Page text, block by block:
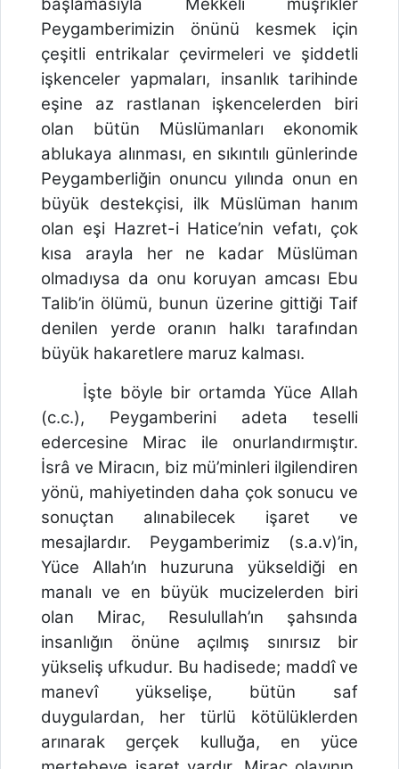
Peygamberimizin önünü kesmek için
çeşitli entrikalar çevirmeleri ve şiddetli
işkenceler yapmaları, insanlık tarihinde
eşine az rastlanan işkencelerden biri
olan bütün Müslümanları ekonomik
ablukaya alınması, en sıkıntılı günlerinde
Peygamberliğin onuncu yılında onun en
büyük destekçisi, ilk Müslüman hanım
olan eşi Hazret-i Hatice’nin vefatı, çok
kısa arayla her ne kadar Müslüman
olmadıysa da onu koruyan amcası Ebu
Talib’in ölümü, bunun üzerine gittiği Taif
denilen yerde oranın halkı tarafından
büyük hakaretlere maruz kalması.
İşte böyle bir ortamda Yüce Allah
(c.c.), Peygamberini adeta teselli
edercesine Mirac ile onurlandırmıştır.
İsrâ ve Miracın, biz mü’minleri ilgilendiren
yönü, mahiyetinden daha çok sonucu ve
sonuçtan alınabilecek işaret ve
mesajlardır. Peygamberimiz (s.a.v)’in,
Yüce Allah’ın huzuruna yükseldiği en
manalı ve en büyük mucizelerden biri
olan Mirac, Resulullah’ın şahsında
insanlığın önüne açılmış sınırsız bir
yükseliş ufkudur. Bu hadisede; maddî ve
manevî yükselişe, bütün saf
duygulardan, her türlü kötülüklerden
arınarak gerçek kulluğa, en yüce